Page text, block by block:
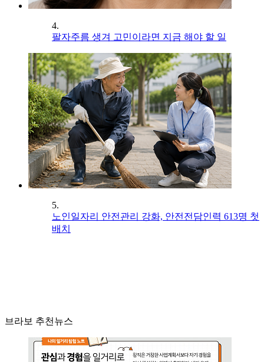
4.
팔자주름 생겨 고민이라면 지금 해야 할 일
5.
노인일자리 안전관리 강화, 안전전담인력 613명 첫
배치
브라보 추천뉴스